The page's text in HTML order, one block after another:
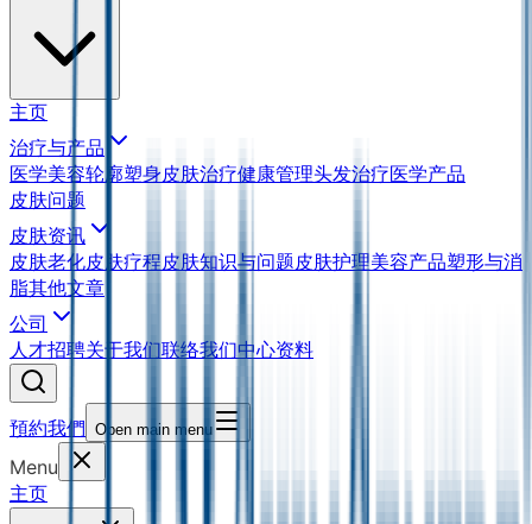
主页
治疗与产品
医学美容轮廓塑身皮肤治疗健康管理头发治疗医学产品
皮肤问题
皮肤资讯
皮肤老化皮肤疗程皮肤知识与问题皮肤护理美容产品塑形与消
脂其他文章
公司
人才招聘关于我们联络我们中心资料
預約我們 Open main menu
Menu
主页